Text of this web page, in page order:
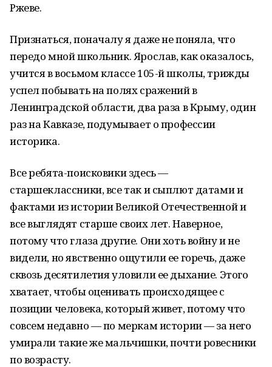
Ржеве.
Признаться, поначалу я даже не поняла, что
передо мной школьник. Ярослав, как оказалось,
учится в восьмом классе 105-й школы, трижды
успел побывать на полях сражений в
Ленинградской области, два раза в Крыму, один
раз на Кавказе, подумывает о профессии
историка.
Все ребята-поисковики здесь —
старшеклассники, все так и сыплют датами и
фактами из истории Великой Отечественной и
все выглядят старше своих лет. Наверное,
потому что глаза другие. Они хоть войну и не
видели, но явственно ощутили ее горечь, даже
сквозь десятилетия уловили ее дыхание. Этого
хватает, чтобы оценивать происходящее с
позиции человека, который живет, потому что
совсем недавно — по меркам истории — за него
умирали такие же мальчишки, почти ровесники
по возрасту.